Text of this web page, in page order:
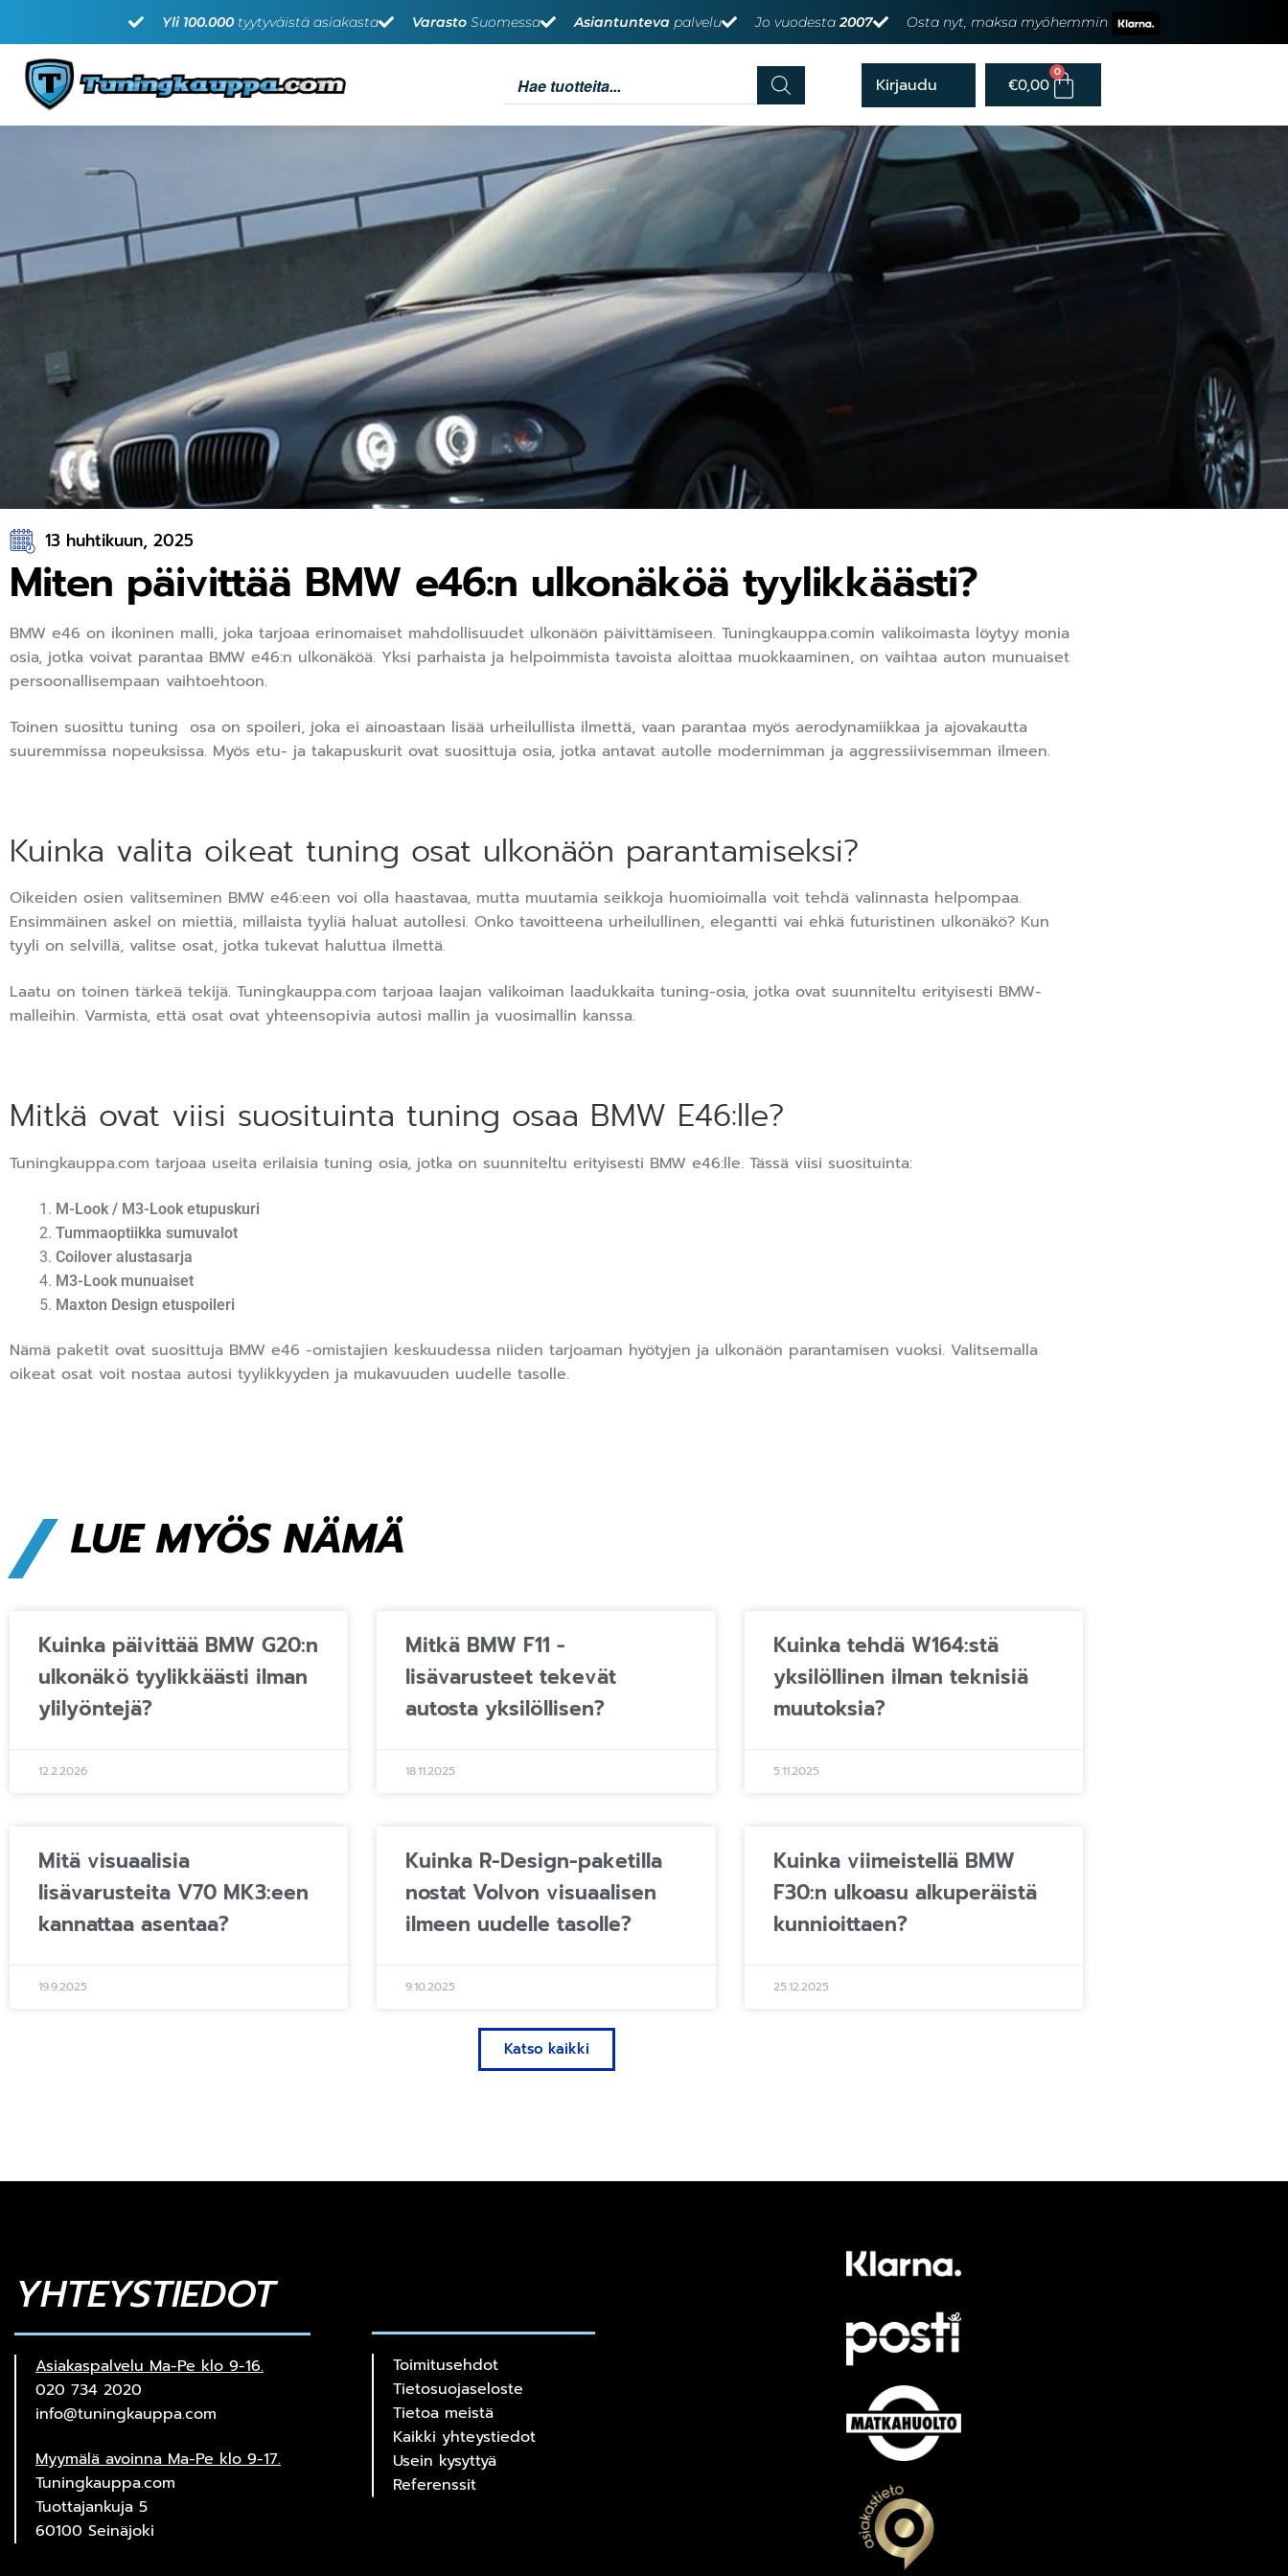
Yli 100.000 tyytyväistä asiakasta Varasto Suomessa Asiantunteva palvelu Jo vuodesta2007 Osta nyt, maksa myöhemmin
€0,00
0
13 huhtikuun, 2025
Miten päivittää BMW e46:n ulkonäköä tyylikkäästi?
BMW e46 on ikoninen malli, joka tarjoaa erinomaiset mahdollisuudet ulkonäön päivittämiseen. Tuningkauppa.comin valikoimasta löytyy monia
osia, jotka voivat parantaa BMW e46:n ulkonäköä. Yksi parhaista ja helpoimmista tavoista aloittaa muokkaaminen, on vaihtaa auton munuaiset
persoonallisempaan vaihtoehtoon.
Toinen suosittu tuning osa on spoileri, joka ei ainoastaan lisää urheilullista ilmettä, vaan parantaa myös aerodynamiikkaa ja ajovakautta
suuremmissa nopeuksissa. Myös etu- ja takapuskurit ovat suosittuja osia, jotka antavat autolle modernimman ja aggressiivisemman ilmeen.
Kuinka valita oikeat tuning osat ulkonäön parantamiseksi?
Oikeiden osien valitseminen BMW e46:een voi olla haastavaa, mutta muutamia seikkoja huomioimalla voit tehdä valinnasta helpompaa.
Ensimmäinen askel on miettiä, millaista tyyliä haluat autollesi. Onko tavoitteena urheilullinen, elegantti vai ehkä futuristinen ulkonäkö? Kun
tyyli on selvillä, valitse osat, jotka tukevat haluttua ilmettä.
Laatu on toinen tärkeä tekijä. Tuningkauppa.com tarjoaa laajan valikoiman laadukkaita tuning-osia, jotka ovat suunniteltu erityisesti BMW-
malleihin. Varmista, että osat ovat yhteensopivia autosi mallin ja vuosimallin kanssa.
Mitkä ovat viisi suosituinta tuning osaa BMW E46:lle?
Tuningkauppa.com tarjoaa useita erilaisia tuning osia, jotka on suunniteltu erityisesti BMW e46:lle. Tässä viisi suosituinta:
M-Look / M3-Look etupuskuri
Tummaoptiikka sumuvalot
Coilover alustasarja
M3-Look munuaiset
Maxton Design etuspoileri
Nämä paketit ovat suosittuja BMW e46 -omistajien keskuudessa niiden tarjoaman hyötyjen ja ulkonäön parantamisen vuoksi. Valitsemalla
oikeat osat voit nostaa autosi tyylikkyyden ja mukavuuden uudelle tasolle.
/ LUE MYÖS NÄMÄ
Kuinka päivittää BMW G20:n
ulkonäkö tyylikkäästi ilman
ylilyöntejä?
12.2.2026
Mitkä BMW F11 -
lisävarusteet tekevät
autosta yksilöllisen?
18.11.2025
Kuinka tehdä W164:stä
yksilöllinen ilman teknisiä
muutoksia?
5.11.2025
Mitä visuaalisia
lisävarusteita V70 MK3:een
kannattaa asentaa?
19.9.2025
Kuinka R-Design-paketilla
nostat Volvon visuaalisen
ilmeen uudelle tasolle?
9.10.2025
Kuinka viimeistellä BMW
F30:n ulkoasu alkuperäistä
kunnioittaen?
25.12.2025
Katso kaikki
YHTEYSTIEDOT
Asiakaspalvelu Ma-Pe klo 9-16.
020 734 2020
info@tuningkauppa.com
Myymälä avoinna Ma-Pe klo 9-17.
Tuningkauppa.com
Tuottajankuja 5
60100 Seinäjoki
Toimitusehdot
Tietosuojaseloste
Tietoa meistä
Kaikki yhteystiedot
Usein kysyttyä
Referenssit